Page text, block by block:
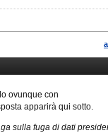
ovunque con
apparirà qui sotto.
sulla fuga di dati